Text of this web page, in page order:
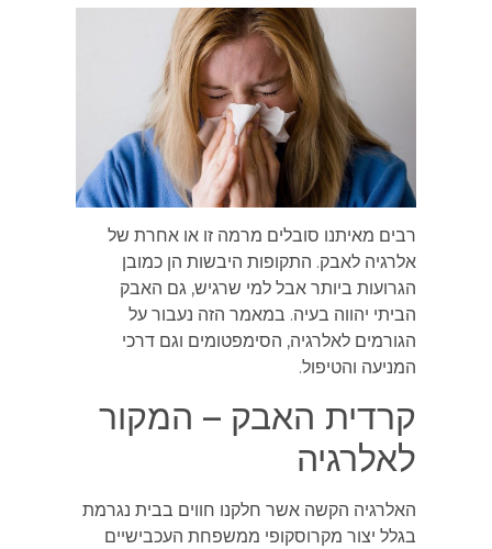
רבים מאיתנו סובלים מרמה זו או אחרת של
אלרגיה לאבק. התקופות היבשות הן כמובן
הגרועות ביותר אבל למי שרגיש, גם האבק
הביתי יהווה בעיה. במאמר הזה נעבור על
הגורמים לאלרגיה, הסימפטומים וגם דרכי
המניעה והטיפול.
קרדית האבק – המקור
לאלרגיה
האלרגיה הקשה אשר חלקנו חווים בבית נגרמת
בגלל יצור מקרוסקופי ממשפחת העכבישיים